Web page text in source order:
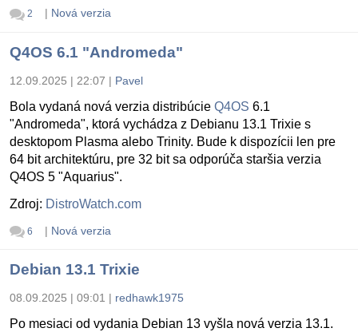
2 | Nová verzia
Q4OS 6.1 "Andromeda"
12.09.2025 | 22:07 | Pavel
Bola vydaná nová verzia distribúcie Q4OS 6.1
"Andromeda", ktorá vychádza z Debianu 13.1 Trixie s
desktopom Plasma alebo Trinity. Bude k dispozícii len pre
64 bit architektúru, pre 32 bit sa odporúča staršia verzia
Q4OS 5 "Aquarius".
Zdroj: DistroWatch.com
6 | Nová verzia
Debian 13.1 Trixie
08.09.2025 | 09:01 | redhawk1975
Po mesiaci od vydania Debian 13 vyšla nová verzia 13.1.